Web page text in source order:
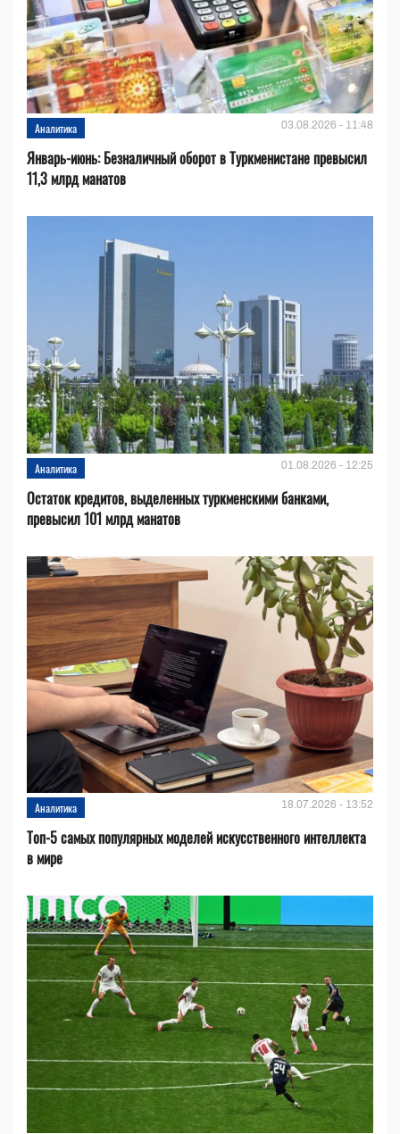
Аналитика 03.08.2026 - 11:48
Январь-июнь: Безналичный оборот в Туркменистане превысил
11,3 млрд манатов
Аналитика 01.08.2026 - 12:25
Остаток кредитов, выделенных туркменскими банками,
превысил 101 млрд манатов
Аналитика 18.07.2026 - 13:52
Топ-5 самых популярных моделей искусственного интеллекта
в мире